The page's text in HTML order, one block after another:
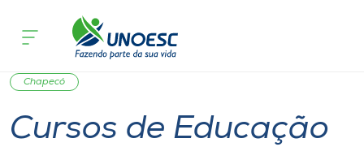
Cursos
Onde estamos
Pesquisa
Chapecó
Cursos de Educação